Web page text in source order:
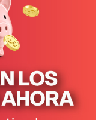
se considera, en
de cuidado
La estimación
un año: 147 horas.
105 horas y de 6
tomando la